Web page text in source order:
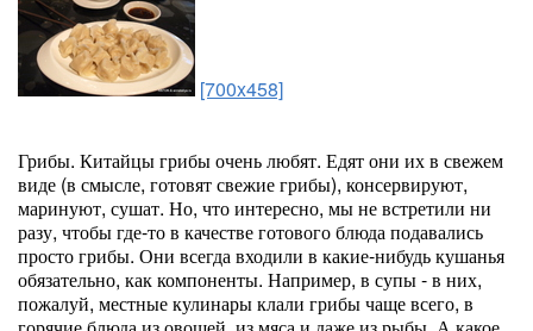
[700x458]
Грибы. Китайцы грибы очень любят. Едят они их в свежем
виде (в смысле, готовят свежие грибы), консервируют,
маринуют, сушат. Но, что интересно, мы не встретили ни
разу, чтобы где-то в качестве готового блюда подавались
просто грибы. Они всегда входили в какие-нибудь кушанья
обязательно, как компоненты. Например, в супы - в них,
пожалуй, местные кулинары клали грибы чаще всего, в